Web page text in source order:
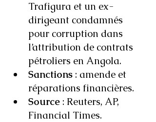
Trafigura et un ex-
dirigeant condamnés
pour corruption dans
l’attribution de contrats
pétroliers en Angola.
Sanctions : amende et
réparations financières.
Source : Reuters, AP,
Financial Times.